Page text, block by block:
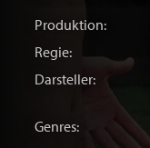
Produktion:
Regie:
Darsteller:
Genres: